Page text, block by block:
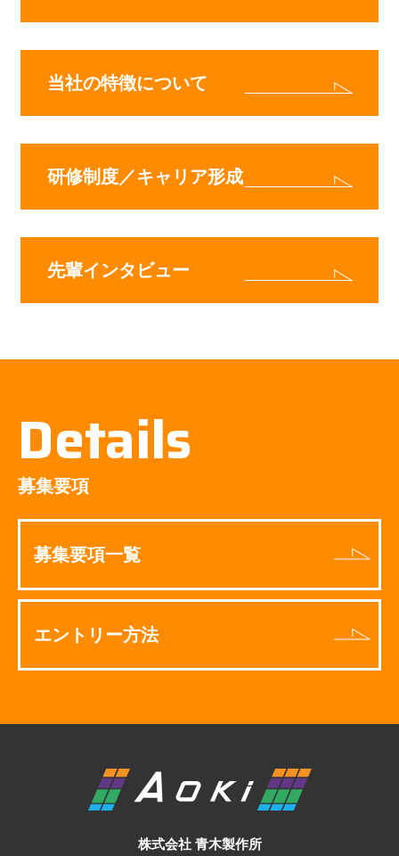
当社の特徴について
研修制度／キャリア形成
先輩インタビュー
Details
募集要項
募集要項一覧
エントリー方法
株式会社 青木製作所